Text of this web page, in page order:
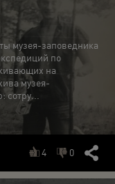
музея-заповедника
по
на
музея-
4 0